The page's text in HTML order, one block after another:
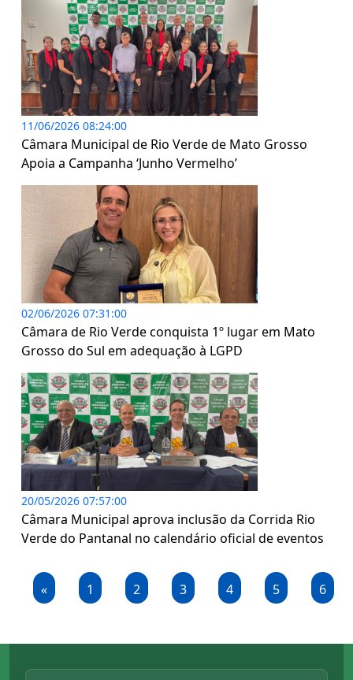
11/06/2026 08:24:00
Câmara Municipal de Rio Verde de Mato Grosso
Apoia a Campanha ‘Junho Vermelho’
02/06/2026 07:31:00
Câmara de Rio Verde conquista 1º lugar em Mato
Grosso do Sul em adequação à LGPD
20/05/2026 07:57:00
Câmara Municipal aprova inclusão da Corrida Rio
Verde do Pantanal no calendário oficial de eventos
« 1 2 3 4 5 6